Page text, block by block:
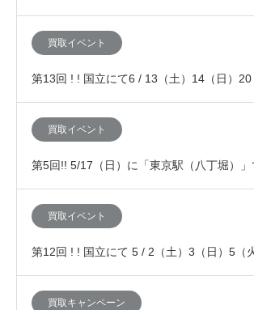
リーン、JMウエストン、オールデン等）の
買取イベント
第13回 ! ! 国立にて6 / 13（土）14（日）20
21（日） の4日間、「査定額が10…
買取イベント
第5回!! 5/17（日）に「東京駅（八丁堀）
（ジョンロブ、エドワードグリーン、J…
買取イベント
第12回 ! ! 国立にて 5 / 2（土）3（日）5（
祝）の4日間、「査定額が10…
買取キャンペーン